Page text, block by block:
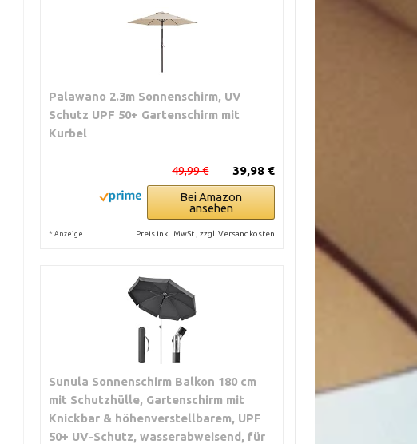
Palawano 2.3m Sonnenschirm, UV
Schutz UPF 50+ Gartenschirm mit
Kurbel
39,98 €
49,99 €
Bei Amazon
ansehen
* Anzeige Preis inkl. MwSt., zzgl. Versandkosten
Sunula Sonnenschirm Balkon 180 cm
mit Schutzhülle, Gartenschirm mit
Knickbar & höhenverstellbarem, UPF
50+ UV-Schutz, wasserabweisend, für